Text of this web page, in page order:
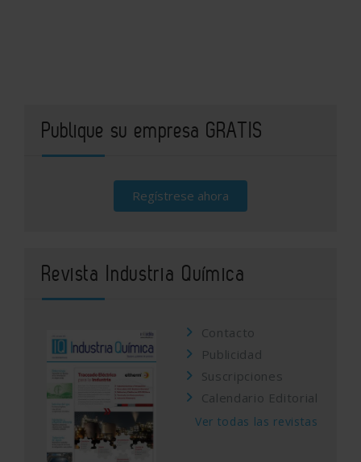
Publique su empresa GRATIS
Regístrese ahora
Revista Industria Química
Contacto
Publicidad
Suscripciones
Calendario Editorial
Ver todas las revistas